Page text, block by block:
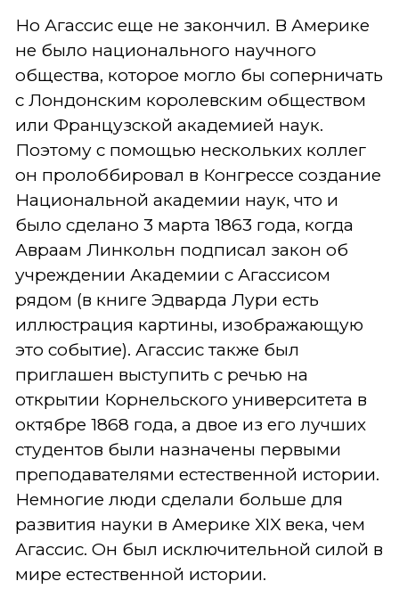
Но Агассис еще не закончил. В Америке
не было национального научного
общества, которое могло бы соперничать
с Лондонским королевским обществом
или Французской академией наук.
Поэтому с помощью нескольких коллег
он пролоббировал в Конгрессе создание
Национальной академии наук, что и
было сделано 3 марта 1863 года, когда
Авраам Линкольн подписал закон об
учреждении Академии с Агассисом
рядом (в книге Эдварда Лури есть
иллюстрация картины, изображающую
это событие). Агассис также был
приглашен выступить с речью на
открытии Корнельского университета в
октябре 1868 года, а двое из его лучших
студентов были назначены первыми
преподавателями естественной истории.
Немногие люди сделали больше для
развития науки в Америке XIX века, чем
Агассис. Он был исключительной силой в
мире естественной истории.